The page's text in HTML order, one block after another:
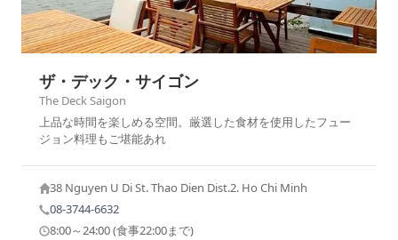
ザ・デック・サイゴン
The Deck Saigon
上品な時間を楽しめる空間。厳選した食材を使用したフュー
ジョン料理もご堪能あれ
38 Nguyen U Di St. Thao Dien Dist.2. Ho Chi Minh
08-3744-6632
8:00～24:00 (食事22:00まで)